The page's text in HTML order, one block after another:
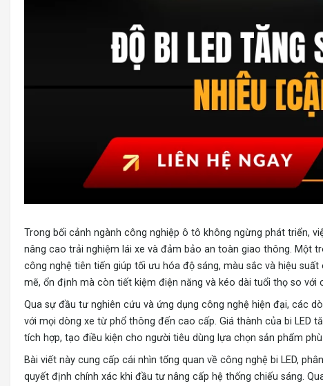
Trong bối cảnh ngành công nghiệp ô tô không ngừng phát triển,
nâng cao trải nghiệm lái xe và đảm bảo an toàn giao thông. Một
công nghệ tiên tiến giúp tối ưu hóa độ sáng, màu sắc và hiệu
mẽ, ổn định mà còn tiết kiệm điện năng và kéo dài tuổi thọ so với
Qua sự đầu tư nghiên cứu và ứng dụng công nghệ hiện đại, các
với mọi dòng xe từ phổ thông đến cao cấp. Giá thành của bi LED
tích hợp, tạo điều kiện cho người tiêu dùng lựa chọn sản phẩm
Bài viết này cung cấp cái nhìn tổng quan về công nghệ bi LED,
quyết định chính xác khi đầu tư nâng cấp hệ thống chiếu sáng.